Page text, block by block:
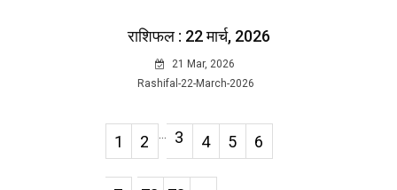
राशिफल : 22 मार्च, 2026
21 Mar, 2026
Rashifal-22-March-2026
1 2 ... 3 4 5 6